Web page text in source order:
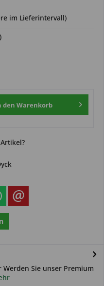
im Lieferintervall)
den Warenkorb
Sie unser Premium